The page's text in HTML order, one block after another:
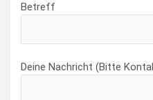
Betreff
Deine Nachricht (Bitte